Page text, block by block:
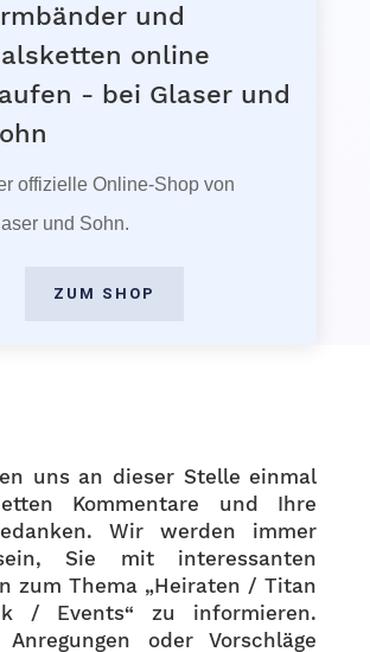
und
online
- bei Glaser und
offizielle Online-Shop von
und Sohn.
ZUM SHOP
uns an dieser Stelle einmal
Kommentare und Ihre
Wir werden immer
Sie mit interessanten
zum Thema „Heiraten / Titan
/ Events“ zu informieren.
oder Vorschläge